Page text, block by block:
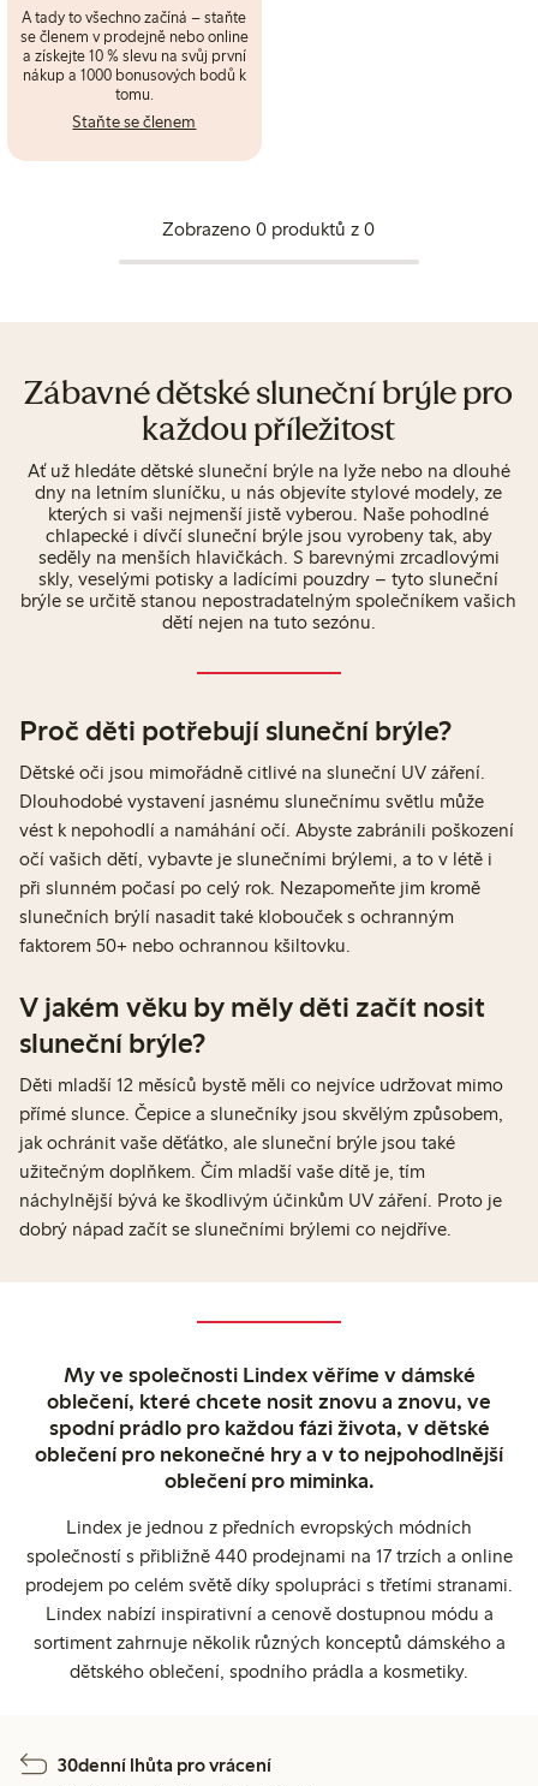
A tady to všechno začíná – staňte
se členem v prodejně nebo online
a získejte 10 % slevu na svůj první
nákup a 1000 bonusových bodů k
tomu.
Staňte se členem
Zobrazeno 0 produktů z 0
Zábavné dětské sluneční brýle pro
každou příležitost
Ať už hledáte dětské sluneční brýle na lyže nebo na dlouhé
dny na letním sluníčku, u nás objevíte stylové modely, ze
kterých si vaši nejmenší jistě vyberou. Naše pohodlné
chlapecké i dívčí sluneční brýle jsou vyrobeny tak, aby
seděly na menších hlavičkách. S barevnými zrcadlovými
skly, veselými potisky a ladícími pouzdry – tyto sluneční
brýle se určitě stanou nepostradatelným společníkem vašich
dětí nejen na tuto sezónu.
Proč děti potřebují sluneční brýle?
Dětské oči jsou mimořádně citlivé na sluneční UV záření.
Dlouhodobé vystavení jasnému slunečnímu světlu může
vést k nepohodlí a namáhání očí. Abyste zabránili poškození
očí vašich dětí, vybavte je slunečními brýlemi, a to v létě i
při slunném počasí po celý rok. Nezapomeňte jim kromě
slunečních brýlí nasadit také klobouček s ochranným
faktorem 50+ nebo ochrannou kšiltovku.
V jakém věku by měly děti začít nosit
sluneční brýle?
Děti mladší 12 měsíců bystě měli co nejvíce udržovat mimo
přímé slunce. Čepice a slunečníky jsou skvělým způsobem,
jak ochránit vaše děťátko, ale sluneční brýle jsou také
užitečným doplňkem. Čím mladší vaše dítě je, tím
náchylnější bývá ke škodlivým účinkům UV záření. Proto je
dobrý nápad začít se slunečními brýlemi co nejdříve.
My ve společnosti Lindex věříme v dámské
oblečení, které chcete nosit znovu a znovu, ve
spodní prádlo pro každou fázi života, v dětské
oblečení pro nekonečné hry a v to nejpohodlnější
oblečení pro miminka.
Lindex je jednou z předních evropských módních
společností s přibližně 440 prodejnami na 17 trzích a online
prodejem po celém světě díky spolupráci s třetími stranami.
Lindex nabízí inspirativní a cenově dostupnou módu a
sortiment zahrnuje několik různých konceptů dámského a
dětského oblečení, spodního prádla a kosmetiky.
30denní lhůta pro vrácení